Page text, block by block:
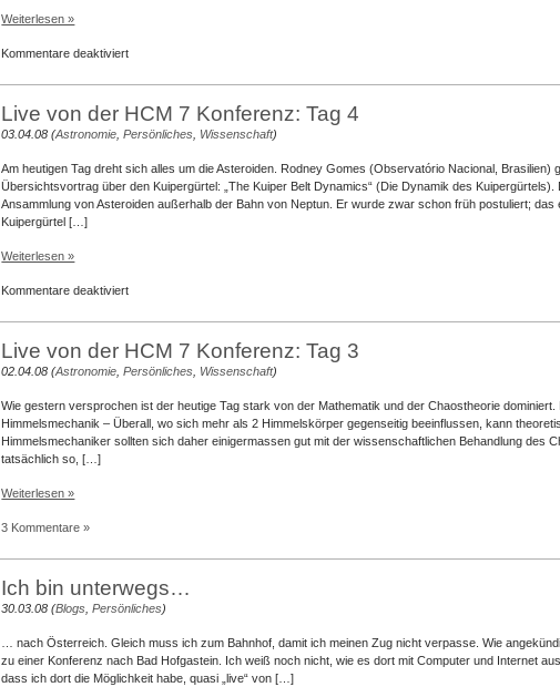
Weiterlesen »
Kommentare deaktiviertfür
von
der
HCM
7
Tag
5
(Vorschau)
Live von der HCM 7 Konferenz: Tag 4
03.04.08 (Astronomie ,Persönliches Wissenschaft)
Am heutigen Tag dreht sich alles um die Asteroiden. Rodney Gomes (Observatório Nacional, Brasilien)
Übersichtsvortrag über den Kuipergürtel: „The Kuiper Belt Dynamics“ (Die Dynamik des
Ansammlung von Asteroiden außerhalb der Bahn von Neptun. Er wurde zwar schon früh postuliert;
Kuipergürtel […]
Weiterlesen »
Kommentare deaktiviertfür
von
der
HCM
7
Tag
4
Live von der HCM 7 Konferenz: Tag 3
02.04.08 (Astronomie ,Persönliches Wissenschaft)
Wie gestern versprochen ist der heutige Tag stark von der Mathematik und der Chaostheorie
Himmelsmechanik – Überall, wo sich mehr als 2 Himmelskörper gegenseitig beeinflussen, kann
Himmelsmechaniker sollten sich daher einigermassen gut mit der wissenschaftlichen Behandlung des
tatsächlich so, […]
Weiterlesen »
3 Kommentare »
Ich bin unterwegs…
30.03.08 (Blogs ,Persönliches)
… nach Österreich. Gleich muss ich zum Bahnhof, damit ich meinen Zug nicht verpasse. Wie
zu einer Konferenz nach Bad Hofgastein. Ich weiß noch nicht, wie es dort mit Computer und Internet
dass ich dort die Möglichkeit habe, quasi „live“ von […]